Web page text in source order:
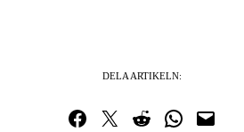
DELA ARTIKELN:
Dela på Facebook
Dela på TwitterDela på RedditDela i WhatsApp
Maila en länk